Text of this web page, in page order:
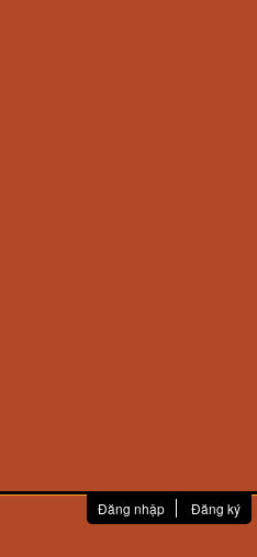
Đăng nhập Đăng ký